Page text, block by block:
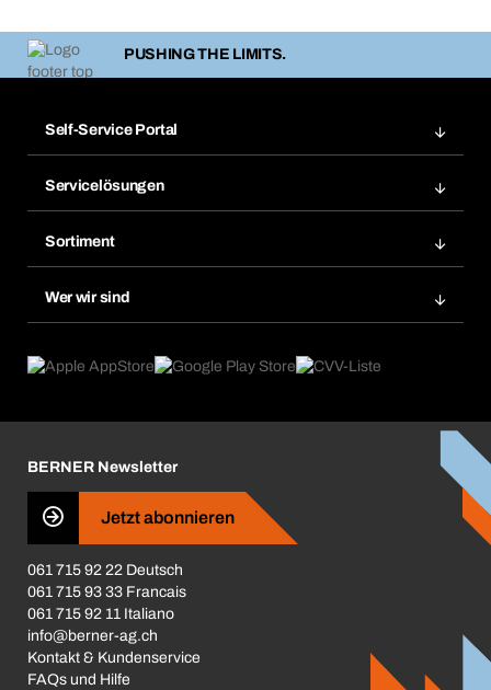
PUSHING THE LIMITS.
Self-Service Portal
Merklisten
Nachbestellung
Dauerauftrag
Servicelösungen
Gefahrenstoffdatenbank
eProcurement
Produktfinder
Sortiment
Wer wir sind
Was uns antreibt
Business Conduct
BERNER Newsletter
Jetzt abonnieren
061 715 92 22 Deutsch
061 715 93 33 Francais
061 715 92 11 Italiano
info@berner-ag.ch
Kontakt & Kundenservice
FAQs und Hilfe